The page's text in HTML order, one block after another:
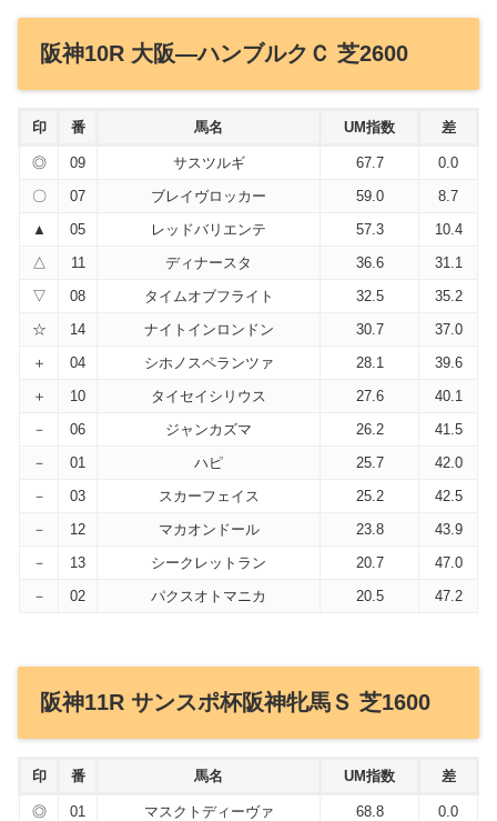
阪神10R 大阪―ハンブルクＣ 芝2600
印 番 馬名 UM指数 差
◎ 09 サスツルギ 67.7
0.0
〇
07 ブレイヴロッカー 59.0
8.7
▲
05 レッドバリエンテ 57.3
10.4
△
11 ディナースタ 36.6
31.1
▽
08 タイムオブフライト 32.5
35.2
☆
14 ナイトインロンドン 30.7
37.0
＋
04 シホノスペランツァ 28.1
39.6
＋
10 タイセイシリウス 27.6
40.1
－
06 ジャンカズマ 26.2
41.5
－
01 ハピ 25.7
42.0
－
03 スカーフェイス 25.2
42.5
－
12 マカオンドール 23.8
43.9
－
13 シークレットラン 20.7
47.0
－
02 パクスオトマニカ 20.5 47.2
阪神11R サンスポ杯阪神牝馬Ｓ 芝1600
印 番 馬名 UM指数 差
◎ 01 マスクトディーヴァ 68.8
0.0